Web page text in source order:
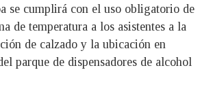
se cumplirá con el uso obligatorio de
de temperatura a los asistentes a la
de calzado y la ubicación en
parque de dispensadores de alcohol